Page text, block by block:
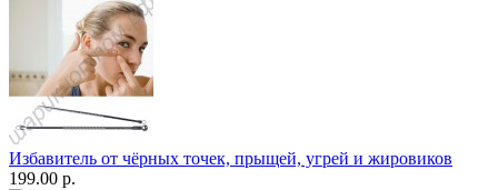
Избавитель от чёрных точек, прыщей, угрей и жировиков
199.00 р.